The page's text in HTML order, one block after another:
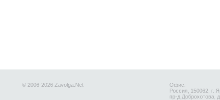
© 2006-2026 Zavolga.Net
Офис:
Россия, 150062, г.
пр-д Доброхотова,